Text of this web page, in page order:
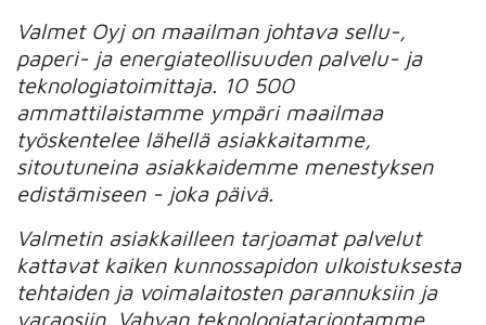
Valmet Oyj on maailman johtava sellu-,
paperi- ja energiateollisuuden palvelu- ja
teknologiatoimittaja. 10 500
ammattilaistamme ympäri maailmaa
työskentelee lähellä asiakkaitamme,
sitoutuneina asiakkaidemme menestyksen
edistämiseen - joka päivä.
Valmetin asiakkailleen tarjoamat palvelut
kattavat kaiken kunnossapidon ulkoistuksesta
tehtaiden ja voimalaitosten parannuksiin ja
varaosiin. Vahvan teknologiatarjontamme